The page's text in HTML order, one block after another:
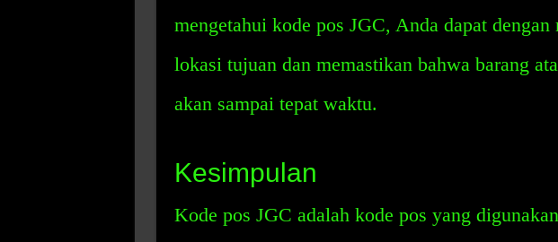
mengetahui kode pos JGC, Anda dapat dengan
lokasi tujuan dan memastikan bahwa barang
akan sampai tepat waktu.
Kesimpulan
Kode pos JGC adalah kode pos yang